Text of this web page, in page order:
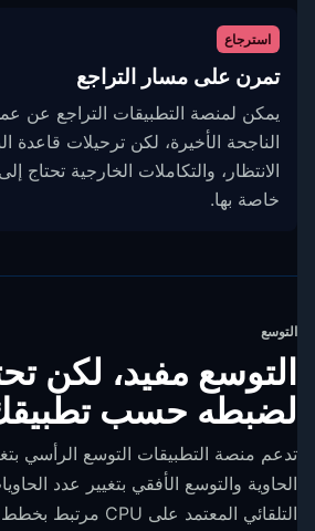
استرجاع
تمرن على مسار التراجع
يمكن لمنصة التطبيقات التراجع عن
الناجحة الأخيرة، لكن ترحيلات قاعدة
الانتظار، والتكاملات الخارجية تحتاج
خاصة بها.
التوسع
التوسع مفيد، لكن
لضبطه حسب
تدعم منصة التطبيقات التوسع الرأسي
الحاوية والتوسع الأفقي بتغيير عدد